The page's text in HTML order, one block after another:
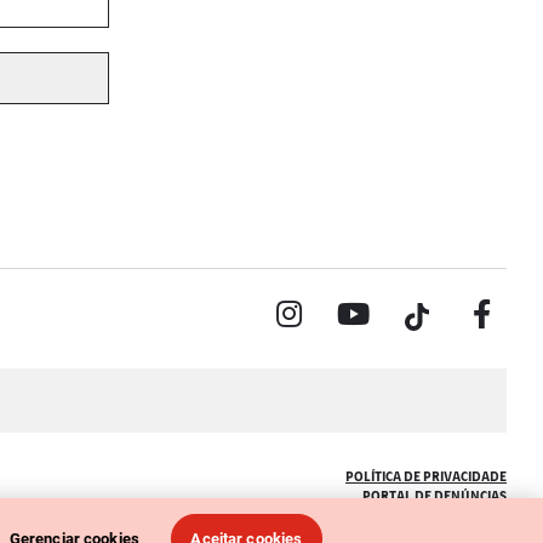
POLÍTICA DE PRIVACIDADE
PORTAL DE DENÚNCIAS
CÓDIGO DE ÉTICA (COLABORADORES)
CÓDIGO DE ÉTICA (FORNECEDORES)
Gerenciar cookies Aceitar cookies